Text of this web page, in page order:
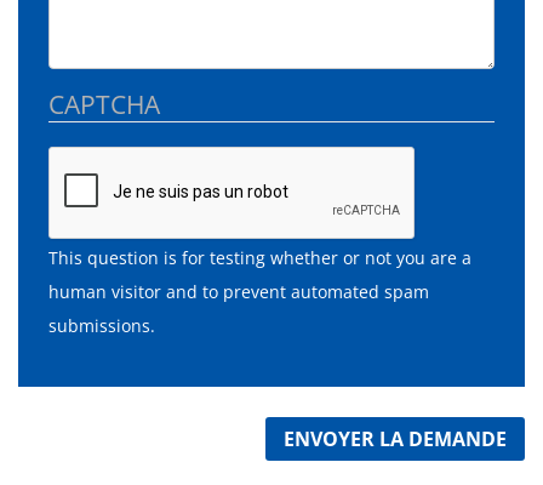
CAPTCHA
This question is for testing whether or not you are a
human visitor and to prevent automated spam
submissions.
ENVOYER LA DEMANDE